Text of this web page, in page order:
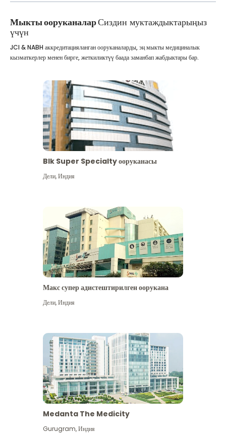
Мыкты ооруканаларСиздин муктаждыктарыңыз
үчүн
JCI & NABH аккредитацияланган ооруканаларды, эң мыкты медициналык
кызматкерлер менен бирге, жеткиликтүү баада заманбап жабдыктары бар.
Blk Super Specialty ооруканасы
Дели,Индия
Макс супер адистештирилген оорукана
Дели,Индия
Medanta The Medicity
Gurugram,Индия